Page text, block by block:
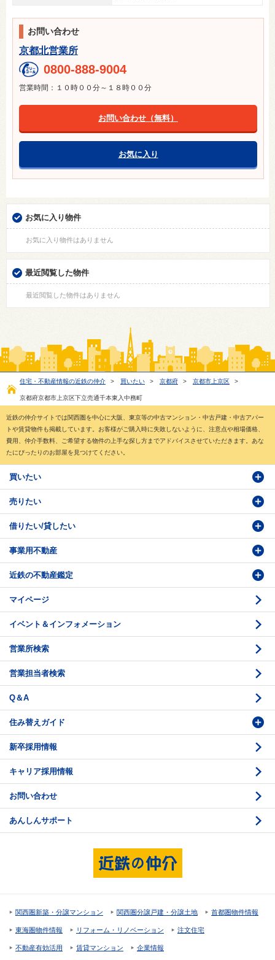
お問い合わせ
京都北営業所
0800-888-9004
営業時間：１０時００分～１８時００分
お問い合わせ（無料）
お気に入り
お気に入り物件
お気に入り物件はありません
最近閲覧した物件
最近閲覧した物件はありません
住宅・不動産情報の近鉄の仲介 > 買いたい > 京都府 > 京都市上京区 >
京都府京都市上京区下立売通千本東入中務町
近鉄の仲介サイトでは関西圏を中心に大阪、東京等の中古マンション・中古戸建・中古アパー
トや賃貸物件も掲載しています。お客様がご購入時に失敗しないように、注意点や相場価格、
費用、仲介手数料、ご希望する物件の上手な探し方までアドバイスさせていただきます。あな
たにぴったりのお部屋を見つけてください。
買いたい
物件検索
物件番号検索
投資・事業用検索
購入のお問い合わせ
売りたい
価格査定依頼
売却相談
借りたい/貸したい
賃貸物件検索
学園前賃貸センター
賃貸借のお問い合わせ
事業用不動産
購入・売却の流れ
収益不動産の取扱
底地の資産性
相続と不動産
不動産投資のQ＆A
法人営業センター紹介
近鉄の不動産鑑定
時価評価支援
鑑定評価ご相談例
鑑定評価の流れ
お問い合わせ・ご相談
鑑定センター紹介
マイページ
イベント＆インフォメーション
営業所検索
営業担当者検索
Q＆A
住み替えガイド
価格査定
媒介契約
売却活動
売却諸費用
住宅ローンの種類
返済計画
購入のスケジュール
物件資料の読み方 1
物件資料の読み方 2
現地見学のポイント
決済と引渡し 2
新卒採用情報
キャリア採用情報
お問い合わせ
あんしんサポート
関西圏新築・分譲マンション 関西圏分譲戸建・分譲土地 首都圏物件情報
東海圏物件情報 リフォーム・リノベーション 注文住宅
不動産有効活用 賃貸マンション 企業情報